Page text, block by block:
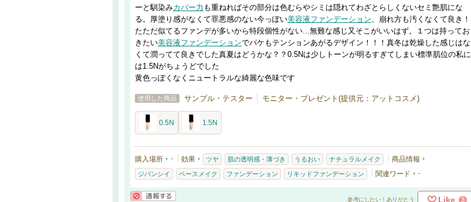
ーと馴染みカバー力 も重ねればその部分は色むらやシミは隠れてわざとらしくないセミ艶肌にな
る。厚塗り感がなくて罪悪感のない今っぽい美容液ファンデーション、崩れ方も汚くなくて良き！
たただ似てるファンデが多いから特段個性がない...無難な感じ又そこがいいはず。１つは持ってお
きたい美容液ファンデーションでパケもテンションあがるデザイン！！！真冬は乾燥した感じはな
くて潤ってて良きでした真夏はどうかな？？0.5Nは少しトーンが明るすぎてしまい標準肌位の私に
は1.5Nがちょうどでした
黄色っぽくなくニュートラルな綺麗な色味です
使用した商品 サンプル・テスター モニター・プレゼント(提供元：アットコスメ)
0.5N 1.5N
購入場所 - 効果 ツヤ 肌の透明感・薄づき うるおい ナチュラルメイク 商品情報
ジバンシイ ベースメイク ファンデーション リキッドファンデーション 関連ワード -
参考にしたい！ありがとう Like 3